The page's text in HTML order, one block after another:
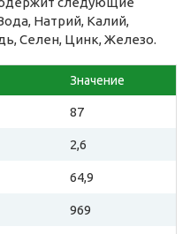
Натрий, Калий,
Селен, Цинк, Железо.
Значение
87
2,6
64,9
969